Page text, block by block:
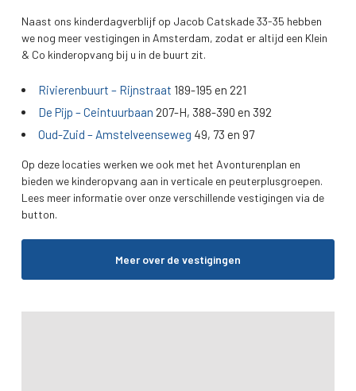
Naast ons kinderdagverblijf op Jacob Catskade 33-35 hebben
we nog meer vestigingen in Amsterdam, zodat er altijd een Klein
& Co kinderopvang bij u in de buurt zit.
Rivierenbuurt – Rijnstraat 189-195 en 221
De Pijp – Ceintuurbaan 207-H, 388-390 en 392
Oud-Zuid – Amstelveenseweg 49, 73 en 97
Op deze locaties werken we ook met het Avonturenplan en
bieden we kinderopvang aan in verticale en peuterplusgroepen.
Lees meer informatie over onze verschillende vestigingen via de
button.
Meer over de vestigingen